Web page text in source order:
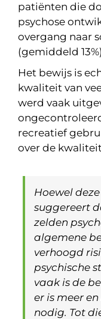
patiënten die
psychose
overgang naar
(gemiddeld
Het bewijs is
kwaliteit van
werd vaak
recreatief
over de
Hoewel deze
suggereert
zelden
algemene
verhoogd
psychische
vaak is de
er is meer
nodig. Tot